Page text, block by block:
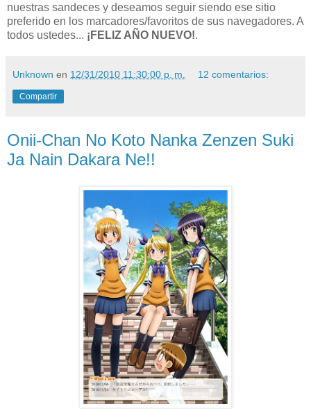
nuestras sandeces y deseamos seguir siendo ese sitio
preferido en los marcadores/favoritos de sus navegadores. A
todos ustedes... ¡FELIZ AÑO NUEVO!.
Unknown en 12/31/2010 11:30:00 p. m. 12 comentarios:
Compartir
Onii-Chan No Koto Nanka Zenzen Suki
Ja Nain Dakara Ne!!